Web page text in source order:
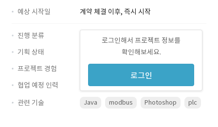
예상 시작일
계약 체결 이후, 즉시 시작
로그인해서 프로젝트 정보를
확인해보세요.
로그인
진행 분류
기획 상태
프로젝트 경험
협업 예정 인력
관련 기술
Java modbus Photoshop plc